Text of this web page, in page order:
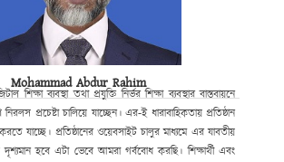
Mohammad Abdur Rahim
শিক্ষা ব্যবস্থাতথা প্রযুক্তি নির্ভর শিক্ষা ব্যবস্থার বাস্তবায়নে
নিরলস প্রচেষ্টাচালিয়ে যাচ্ছেন। এর-ই ধারাবাহিকতায় প্রতিষ্ঠান
যাচ্ছে। প্রতিষ্ঠানের ওয়েবসাইটচালুর মাধ্যমে এর যাবতীয়
হবে এটা ভেবে আমরা গর্ববোধ করছি। শিক্ষার্থী এবং